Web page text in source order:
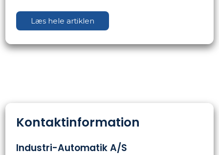
Læs hele artiklen
Kontaktinformation
Industri-Automatik A/S